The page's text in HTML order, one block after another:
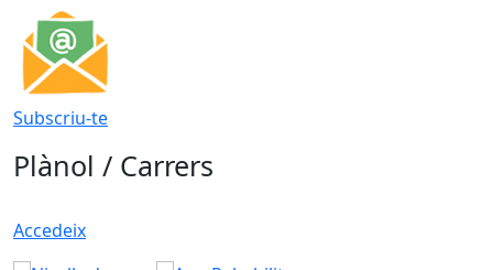
Subscriu-te
Plànol / Carrers
Accedeix